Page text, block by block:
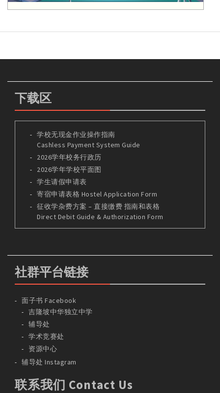
下载区
学校无现金作业操作指南
Cashless Payment System Guide
2026学年校务行政历
2026学年学校平面图
学生请假申请表
寄宿申请表格 Hostel Application Form
征收学杂费方案 – 直接缴费 指南和表格
Direct Debit Guide & Authorization Form
社群平台链接
面子书 Facebook
吉隆坡中华独立中学
辅导处
学术竞赛处
资源中心
辅导处 Instagram
联系我们 Contact Us